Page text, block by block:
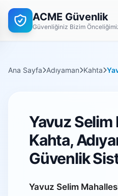
ACME Güvenlik
Güvenliğiniz Bizim
Ana Sayfa Adıyaman Kahta
Yavuz Selim
Kahta,
Güvenlik
Yavuz Selim